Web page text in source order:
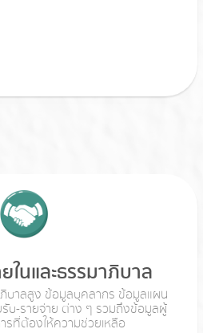
ในและธรรมาภิบาล
บาลสูง ข้อมูลบุคลากร ข้อมูลแผน
-รายจ่าย ต่าง ๆ รวมถึงข้อมูลผู้
รที่ต้องให้ความช่วยเหลือ